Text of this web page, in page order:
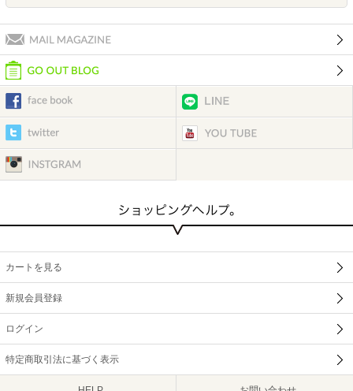
カートを見る
新規会員登録
ログイン
特定商取引法に基づく表示